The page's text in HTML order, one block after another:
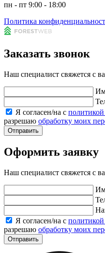
пн - пт 9:00 - 18:00
Политика
Заказать звонок
Наш специалист свяжется с
Я согласен/на с
разрешаю обработку моих
Отправить
Оформить заявку
Наш специалист свяжется с
Я согласен/на с
разрешаю обработку моих
Отправить